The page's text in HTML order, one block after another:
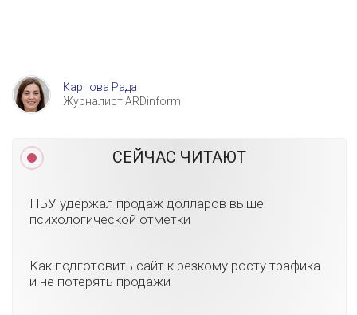
Карпова Рада
Журналист ARDinform
СЕЙЧАС ЧИТАЮТ
НБУ удержал продаж долларов выше
психологической отметки
Как подготовить сайт к резкому росту трафика
и не потерять продажи